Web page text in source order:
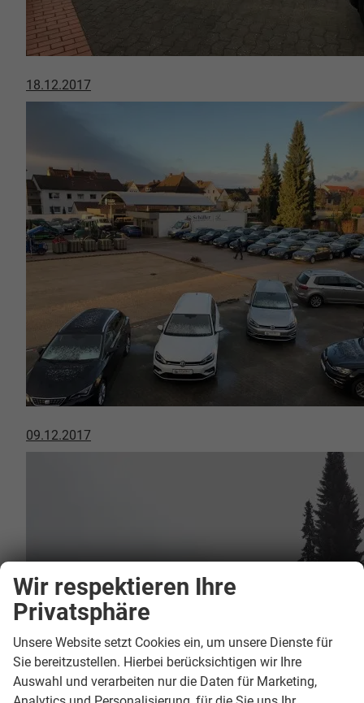
18.12.2017
09.12.2017
Wir respektieren Ihre
Privatsphäre
Unsere Website setzt Cookies ein, um unsere Dienste für
Sie bereitzustellen. Hierbei berücksichtigen wir Ihre
Auswahl und verarbeiten nur die Daten für Marketing,